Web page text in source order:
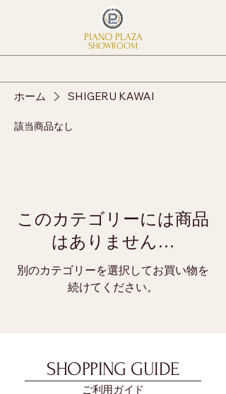
SHOWROOM
PIANO PLAZA
ホーム SHIGERU KAWAI
該当商品なし
このカテゴリーには商品
はありません…
別のカテゴリーを選択してお買い物を
続けてください。
SHOPPING GUIDE
ご利用ガイド